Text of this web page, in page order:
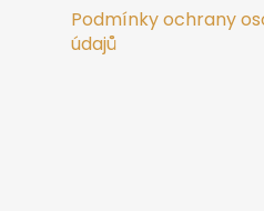
Podmínky ochrany
údajů